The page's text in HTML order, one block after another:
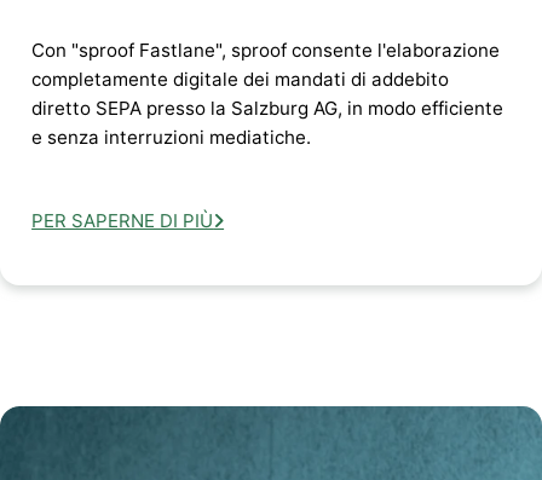
Con "sproof Fastlane", sproof consente l'elaborazione
completamente digitale dei mandati di addebito
diretto SEPA presso la Salzburg AG, in modo efficiente
e senza interruzioni mediatiche.
PER SAPERNE DI PIÙ